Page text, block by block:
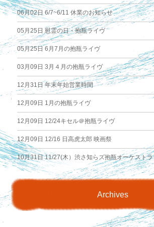
06月02日 6/7~6/11 休業のお知らせ
05月25日 慰霊の日・抱瓶ライヴ
05月25日 6月7月の抱瓶ライヴ
03月09日 3月４月の抱瓶ライヴ
12月31日年末年始営業時間
12月09日 1月の抱瓶ライヴ
12月09日 12/24キセル＠抱瓶ライヴ
12月09日 12/16 日高虎太郎 映画祭
10月31日11/27(木）渋さ知らズ抱瓶オーケストラ
Archives